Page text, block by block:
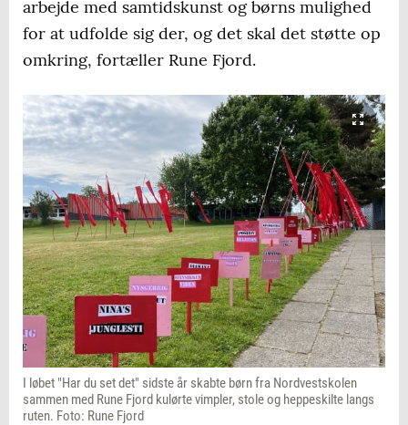
arbejde med samtidskunst og børns mulighed
for at udfolde sig der, og det skal det støtte op
omkring, fortæller Rune Fjord.
I løbet "Har du set det" sidste år skabte børn fra Nordvestskolen
sammen med Rune Fjord kulørte vimpler, stole og heppeskilte langs
ruten. Foto: Rune Fjord